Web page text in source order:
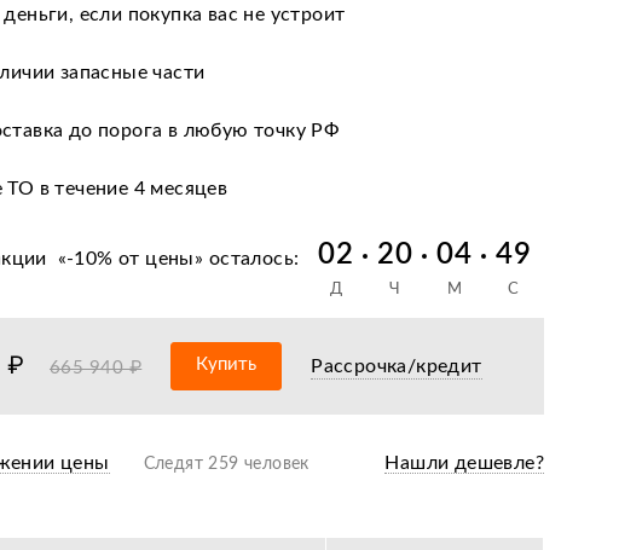
если покупка вас не устроит
запасные части
до порога в любую точку РФ
ТО в течение 4 месяцев
сервиса действующая по всей РФ
по кредиту и лизингу
обслуживание
«-10% от цены» осталось: 02 20 04 48
Д Ч М С
₽ 665 940 ₽ Купить Рассрочка/кредит
цены Следят 259 человек Нашли дешевле?